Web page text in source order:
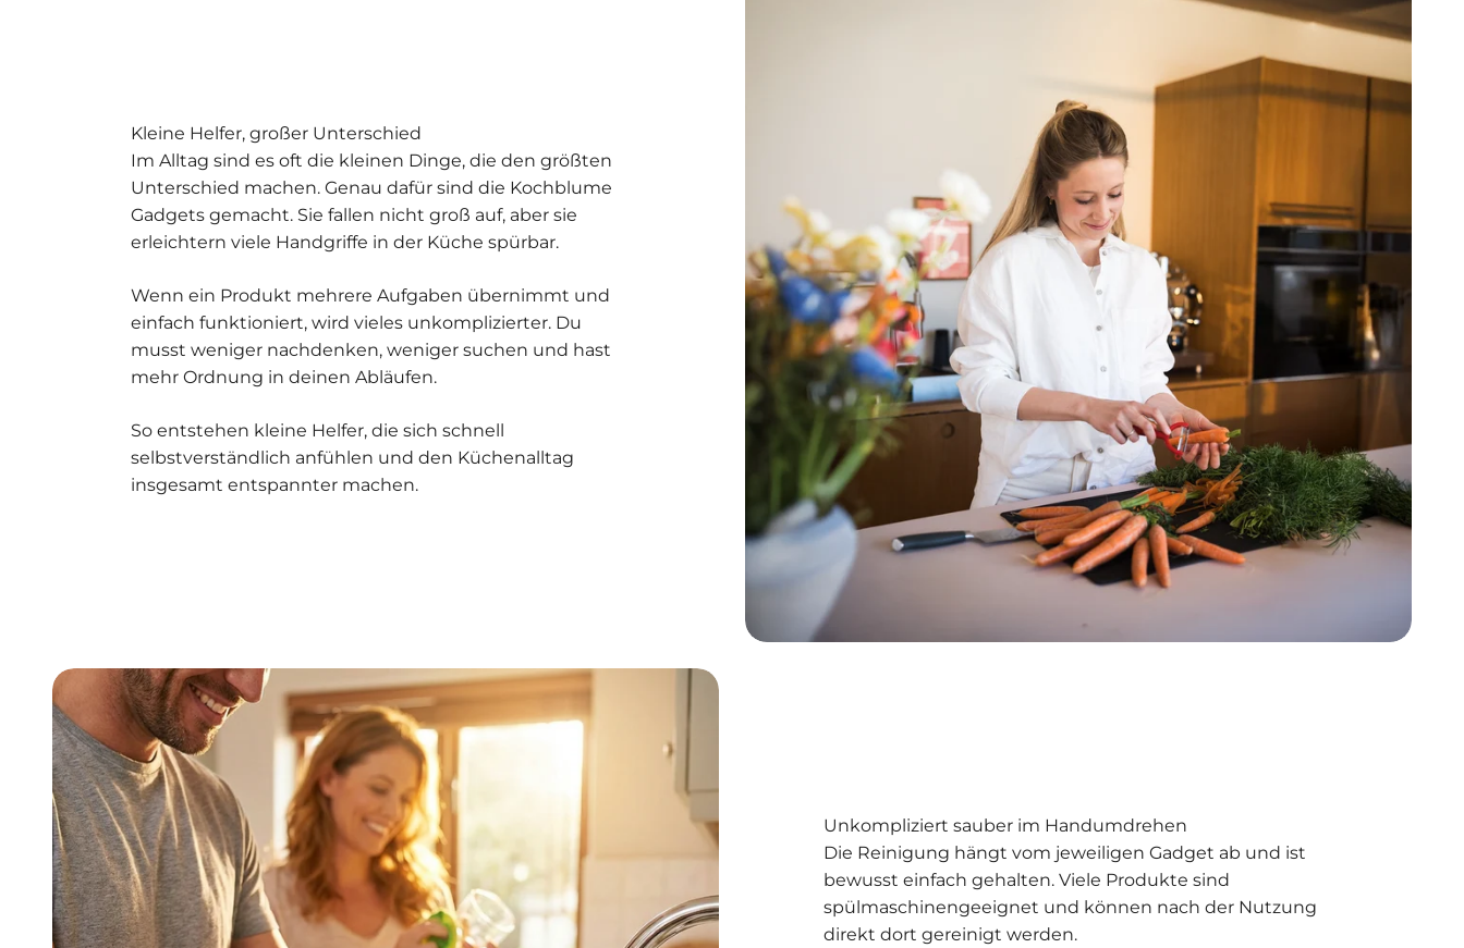
Kleine Helfer, großer Unterschied
Im Alltag sind es oft die kleinen Dinge, die den größten
Unterschied machen. Genau dafür sind die Kochblume
Gadgets gemacht. Sie fallen nicht groß auf, aber sie
erleichtern viele Handgriffe in der Küche spürbar.
Wenn ein Produkt mehrere Aufgaben übernimmt und
einfach funktioniert, wird vieles unkomplizierter. Du
musst weniger nachdenken, weniger suchen und hast
mehr Ordnung in deinen Abläufen.
So entstehen kleine Helfer, die sich schnell
selbstverständlich anfühlen und den Küchenalltag
insgesamt entspannter machen.
Unkompliziert sauber im Handumdrehen
Die Reinigung hängt vom jeweiligen Gadget ab und ist
bewusst einfach gehalten. Viele Produkte sind
spülmaschinengeeignet und können nach der Nutzung
direkt dort gereinigt werden.